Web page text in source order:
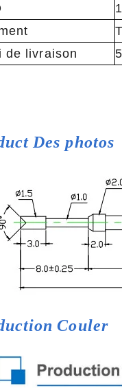
de livraison
Des photos
Couler